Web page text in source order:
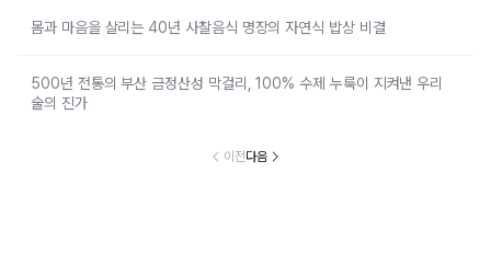
몸과 마음을 살리는 40년 사찰음식 명장의 자연식 밥상 비결
500년 전통의 부산 금정산성 막걸리, 100% 수제 누룩이 지켜낸 우리
술의 진가
이전다음